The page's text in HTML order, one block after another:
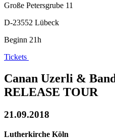
Große Petersgrube 11
D-23552 Lübeck
Beginn 21h
Tickets
Canan Uzerli &
RELEASE TOUR
21.09.2018
Lutherkirche Köln